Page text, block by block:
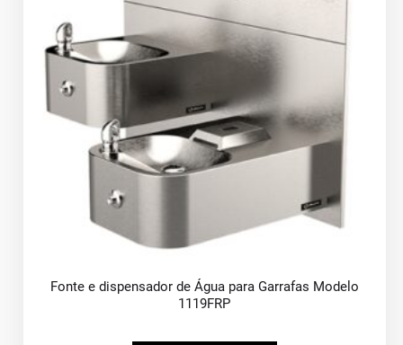
Fonte e dispensador de Água para Garrafas Modelo
1119FRP